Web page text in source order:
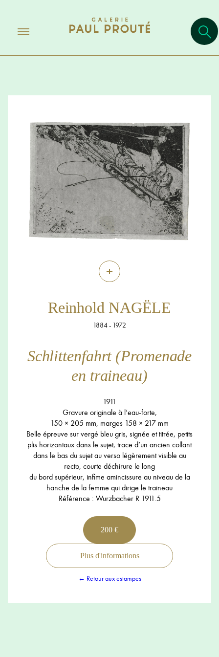
+
Reinhold NAGËLE
1884 - 1972
Schlittenfahrt (Promenade
en traineau)
1911
Gravure originale à l’eau-forte,
150 × 205 mm, marges 158 × 217 mm
Belle épreuve sur vergé bleu gris, signée et titrée, petits
plis horizontaux dans le sujet, trace d’un ancien collant
dans le bas du sujet au verso légèrement visible au
recto, courte déchirure le long
du bord supérieur, infime amincissure au niveau de la
hanche de la femme qui dirige le traineau
Référence : Wurzbacher R 1911.5
200 €
Plus d'informations
← Retour aux estampes